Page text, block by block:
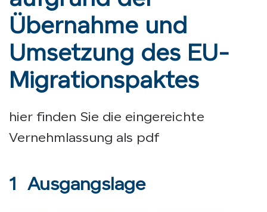
Übernahme und
Umsetzung des EU-
Migrationspaktes
hier finden Sie die eingereichte
Vernehmlassung als pdf
1 Ausgangslage